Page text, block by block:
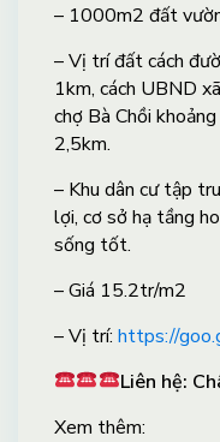
– 1000m2 đất
– Vị trí đất cách
1km, cách UBND
chợ Bà Chồi
2,5km.
– Khu dân cư tập
lợi, cơ sở hạ tầng
sống tốt.
– Giá 15.2tr/m2
– Vị trí: https://
Liên hệ:
Xem thêm: